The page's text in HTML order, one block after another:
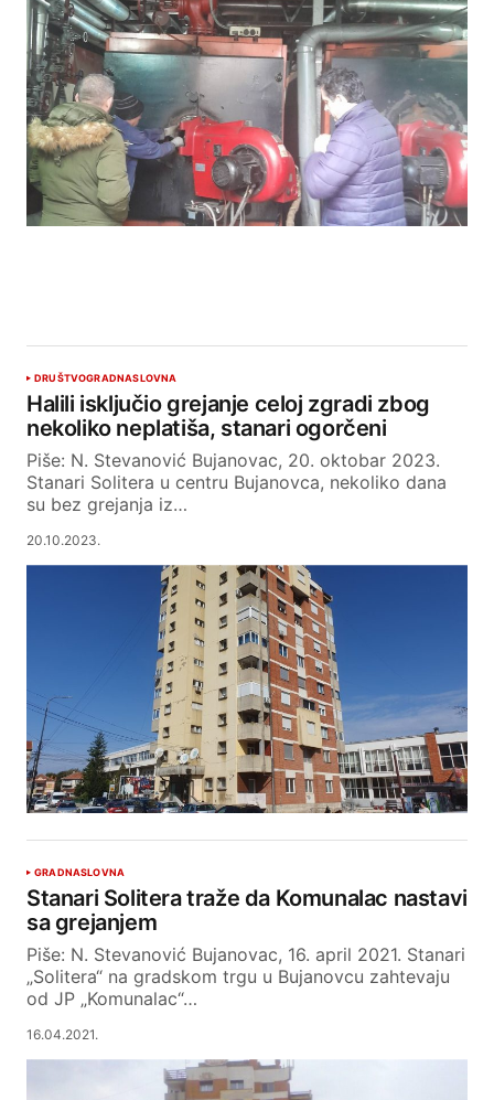
DRUŠTVOGRADNASLOVNA
Halili isključio grejanje celoj zgradi zbog
nekoliko neplatiša, stanari ogorčeni
Piše: N. Stevanović Bujanovac, 20. oktobar 2023.
Stanari Solitera u centru Bujanovca, nekoliko dana
su bez grejanja iz…
20.10.2023.
GRADNASLOVNA
Stanari Solitera traže da Komunalac nastavi
sa grejanjem
Piše: N. Stevanović Bujanovac, 16. april 2021. Stanari
„Solitera“ na gradskom trgu u Bujanovcu zahtevaju
od JP „Komunalac“…
16.04.2021.